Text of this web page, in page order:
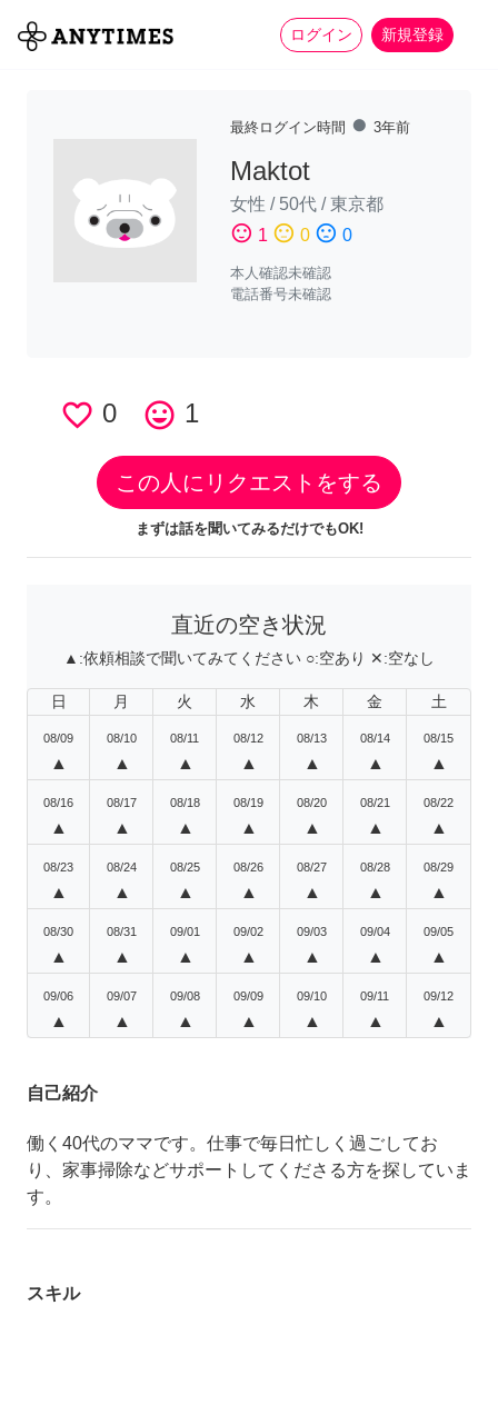
ログイン 新規登録
全て 家事 more_horiz
最終ログイン時間 fiber_manual_record 3年前
Maktot
女性 / 50代 /東京都
sentiment_satisfied 1 sentiment_neutral 0 sentiment_dissatisfied 0
本人確認未確認
電話番号未確認
favorite_border 0 tag_faces 1
この人にリクエストをする
まずは話を聞いてみるだけでもOK!
直近の空き状況
▲:依頼相談で聞いてみてください ○:空あり ✕:空なし
日 月 火 水 木 金 土
08/09
▲
08/10
▲
08/11
▲
08/12
▲
08/13
▲
08/14
▲
08/15
▲
08/16
▲
08/17
▲
08/18
▲
08/19
▲
08/20
▲
08/21
▲
08/22
▲
08/23
▲
08/24
▲
08/25
▲
08/26
▲
08/27
▲
08/28
▲
08/29
▲
08/30
▲
08/31
▲
09/01
▲
09/02
▲
09/03
▲
09/04
▲
09/05
▲
09/06
▲
09/07
▲
09/08
▲
09/09
▲
09/10
▲
09/11
▲
09/12
▲
自己紹介
働く40代のママです。仕事で毎日忙しく過ごしてお
り、家事掃除などサポートしてくださる方を探していま
す。
スキル